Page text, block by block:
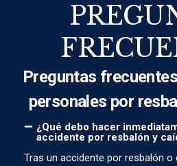
Preguntas
personales por
¿Qué debo hacer
accidente por resbalón y
Tras un accidente por resbalón o